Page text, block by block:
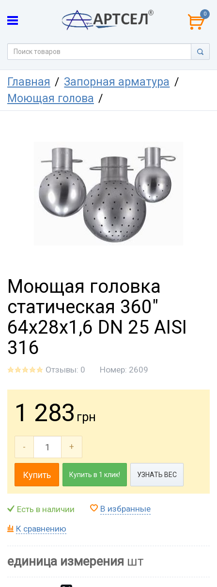
0
Главная
Запорная арматура
Моющая голова
Моющая головка
статическая 360"
64х28х1,6 DN 25 AISI
316
Отзывы: 0 Номер: 2609
1 283 грн
- +
Купить Купить в 1 клик! УЗНАТЬ ВЕС
Есть в наличии В избранные
К сравнению
единица измерения шт